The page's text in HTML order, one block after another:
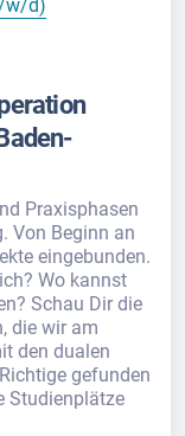
w/d)
Praxisphasen
Von Beginn an
eingebunden.
Wo kannst
Schau Dir die
die wir am
den dualen
gefunden
Studienplätze